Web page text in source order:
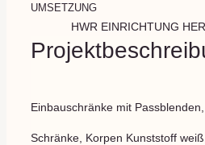
UMSETZUNG
HWR EINRICHTUNG
Einbauschränke mit
Schränke, Korpen Kunststoff